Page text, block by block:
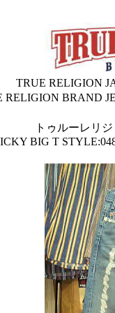
TRUE RELIGION
RELIGION BRAND
トゥルーレリ
BIG T